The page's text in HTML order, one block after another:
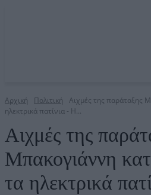
Αρχική Πολιτική
Αιχμές της παράταξης
ηλεκτρικά πατίνια - Η...
Αιχμές της
Μπακογιάννη
τα ηλεκτρικά